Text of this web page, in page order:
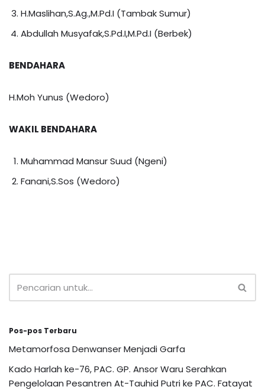
H.Maslihan,S.Ag.,M.Pd.I (Tambak Sumur)
Abdullah Musyafak,S.Pd.I,M.Pd.I (Berbek)
BENDAHARA
H.Moh Yunus (Wedoro)
WAKIL BENDAHARA
Muhammad Mansur Suud (Ngeni)
Fanani,S.Sos (Wedoro)
Pos-pos Terbaru
Metamorfosa Denwanser Menjadi Garfa
Kado Harlah ke-76, PAC. GP. Ansor Waru Serahkan
Pengelolaan Pesantren At-Tauhid Putri ke PAC. Fatayat